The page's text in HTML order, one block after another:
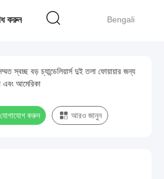
Bengali
করুন
স্বচ্ছ বড় চ্যান্ডেলিয়ার্স দুই তলা ফোয়ায়ার জন্য
আমেরিকা
যোগাযোগ করুন আরও জানুন